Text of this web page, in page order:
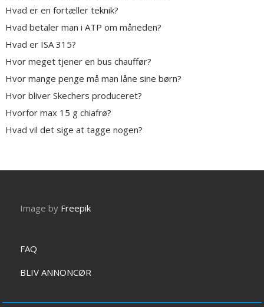
Hvad er en fortæller teknik?
Hvad betaler man i ATP om måneden?
Hvad er ISA 315?
Hvor meget tjener en bus chauffør?
Hvor mange penge må man låne sine børn?
Hvor bliver Skechers produceret?
Hvorfor max 15 g chiafrø?
Hvad vil det sige at tagge nogen?
Image by Freepik
FAQ
BLIV ANNONCØR